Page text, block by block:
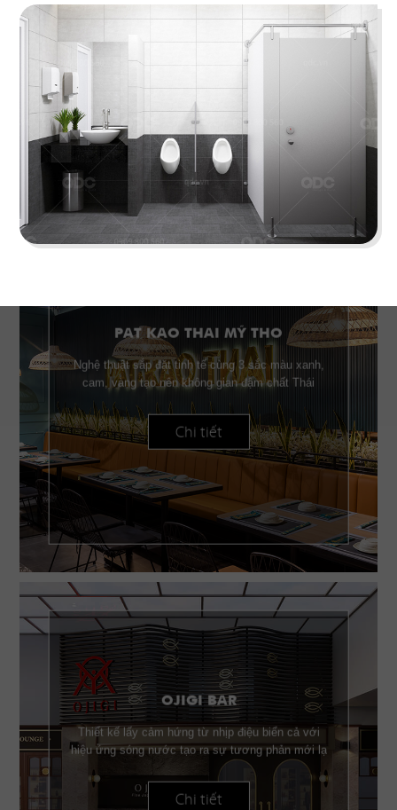
đại lấy gam màu gỗ trầm ấm làm chủ đạo
PAT KAO THAI MỸ THO
Nghệ thuật sắp đặt tinh tế cùng 3 sắc màu xanh,
cam, vàng tạo nên không gian đậm chất Thái
Chi tiết
OJIGI BAR
Thiết kế lấy cảm hứng từ nhịp điệu biển cả với
hiệu ứng sóng nước tạo ra sự tương phản mới lạ
Chi tiết